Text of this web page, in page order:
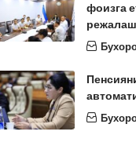
фоизга